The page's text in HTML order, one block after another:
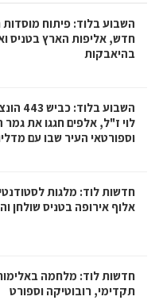
השבוע בלוד: פיתוח מוסדות
חדש, אליפות הארץ בטניס
בהיאבקות
השבוע
לוי ז"ל, אלפים חגגו את גמר
וספורטאי העיר שבו עם
חדשות לוד: מלגות
אלוף אירופה בטניס שולחן
חדשות לוד: מלחמה
תקדימי, רובוטיקה וספורט